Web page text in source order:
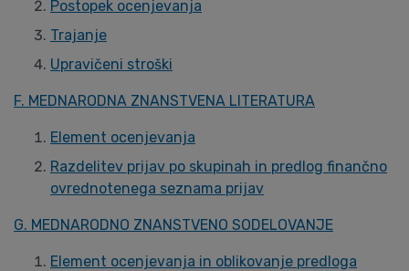
Postopek ocenjevanja
Trajanje
Upravičeni stroški
F. MEDNARODNA ZNANSTVENA LITERATURA
Element ocenjevanja
Razdelitev prijav po skupinah in predlog finančno
ovrednotenega seznama prijav
G. MEDNARODNO ZNANSTVENO SODELOVANJE
Element ocenjevanja in oblikovanje predloga